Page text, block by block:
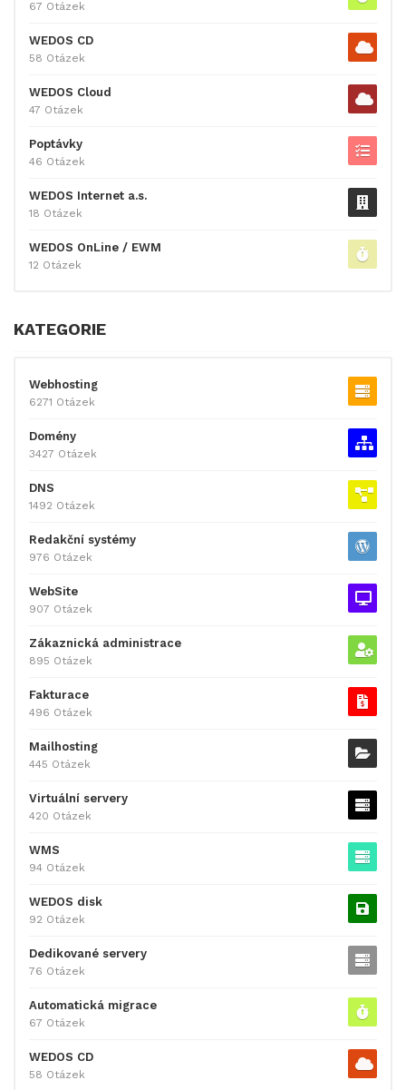
67 Otázek
WEDOS CD
58 Otázek
WEDOS Cloud
47 Otázek
Poptávky
46 Otázek
WEDOS Internet a.s.
18 Otázek
WEDOS OnLine / EWM
12 Otázek
KATEGORIE
Webhosting
6271 Otázek
Domény
3427 Otázek
DNS
1492 Otázek
Redakční systémy
976 Otázek
WebSite
907 Otázek
Zákaznická administrace
895 Otázek
Fakturace
496 Otázek
Mailhosting
445 Otázek
Virtuální servery
420 Otázek
WMS
94 Otázek
WEDOS disk
92 Otázek
Dedikované servery
76 Otázek
Automatická migrace
67 Otázek
WEDOS CD
58 Otázek